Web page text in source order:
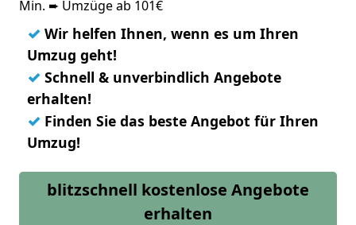
Min. ➨ Umzüge ab 101€
✓ Wir helfen Ihnen, wenn es um Ihren
Umzug geht!
✓ Schnell & unverbindlich Angebote
erhalten!
✓ Finden Sie das beste Angebot für Ihren
Umzug!
blitzschnell kostenlose Angebote
erhalten